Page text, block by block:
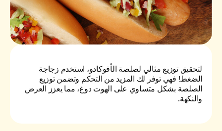
لتحقيق توزيع مثالي لصلصة الأفوكادو، استخدم زجاجة
الضغط! فهي توفر لك المزيد من التحكم وتضمن توزيع
الصلصة بشكل متساوي على الهوت دوغ، مما يعزز العرض
والنكهة.